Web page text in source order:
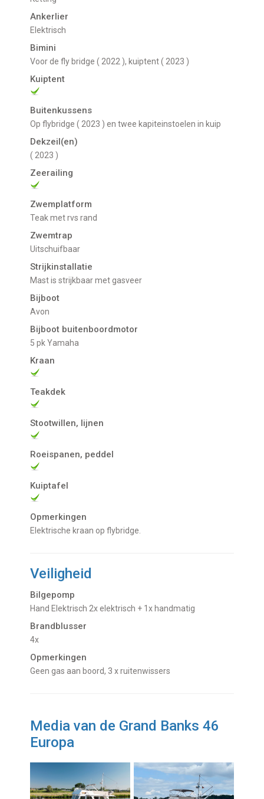
Ankerlier
Elektrisch
Bimini
voor de fly bridge ( 2022 ), kuiptent ( 2023 )
Kuiptent
Buitenkussens
Op flybridge ( 2023 ) en twee kapiteinstoelen in kuip
Dekzeil(en)
( 2023 )
Zeerailing
Zwemplatform
Teak met rvs rand
Zwemtrap
uitschuifbaar
Strijkinstallatie
Mast is strijkbaar met gasveer
Bijboot
Avon
Bijboot buitenboordmotor
5 pk Yamaha
Kraan
Teakdek
Stootwillen, lijnen
Roeispanen, peddel
Kuiptafel
Opmerkingen
Elektrische kraan op flybridge.
Veiligheid
Bilgepomp
hand Elektrisch 2x elektrisch + 1x handmatig
Brandblusser
4x
Opmerkingen
Geen gas aan boord, 3 x ruitenwissers
Media van de Grand Banks 46
Europa